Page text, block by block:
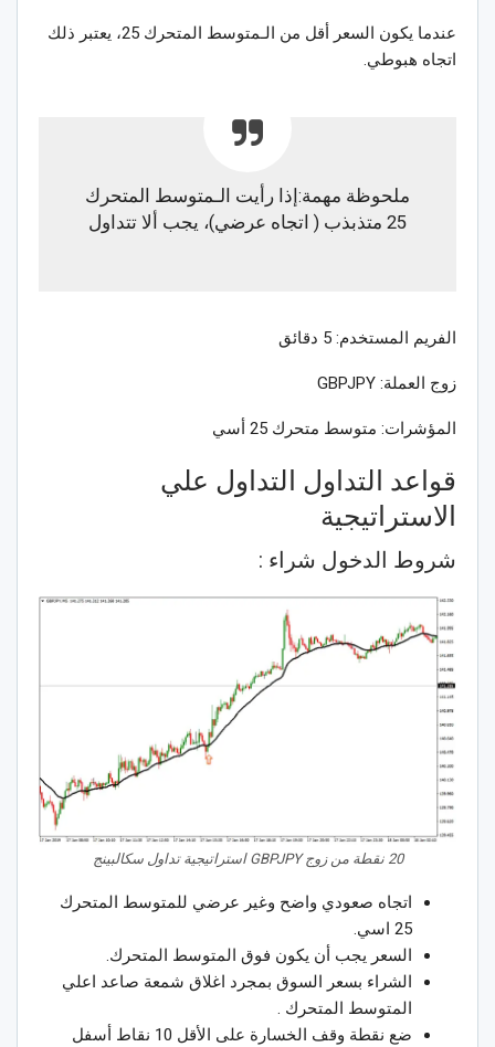
عندما يكون السعر أقل من الـمتوسط المتحرك 25، يعتبر ذلك
اتجاه هبوطي.
ملحوظة مهمة:إذا رأيت الـمتوسط المتحرك
25 متذبذب ( اتجاه عرضي)، يجب ألا تتداول
الفريم المستخدم: 5 دقائق
زوج العملة: GBPJPY
المؤشرات: متوسط متحرك 25 أسي
قواعد التداول التداول علي
الاستراتيجية
شروط الدخول شراء :
20 نقطة من زوج GBPJPY استراتيجية تداول سكالبينج
اتجاه صعودي واضح وغير عرضي للمتوسط المتحرك
25 اسي.
السعر يجب أن يكون فوق المتوسط المتحرك.
الشراء بسعر السوق بمجرد اغلاق شمعة صاعد اعلي
المتوسط المتحرك .
ضع نقطة وقف الخسارة على الأقل 10 نقاط أسفل